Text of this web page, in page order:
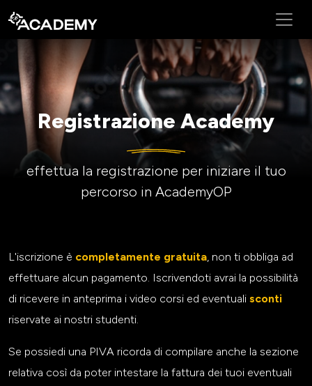
Registrazione Academy
effettua la registrazione per iniziare il tuo
percorso in AcademyOP
L'iscrizione è completamente gratuita, non ti obbliga ad
effettuare alcun pagamento. Iscrivendoti avrai la possibilità
di ricevere in anteprima i video corsi ed eventuali sconti
riservate ai nostri studenti.
Se possiedi una PIVA ricorda di compilare anche la sezione
relativa così da poter intestare la fattura dei tuoi eventuali